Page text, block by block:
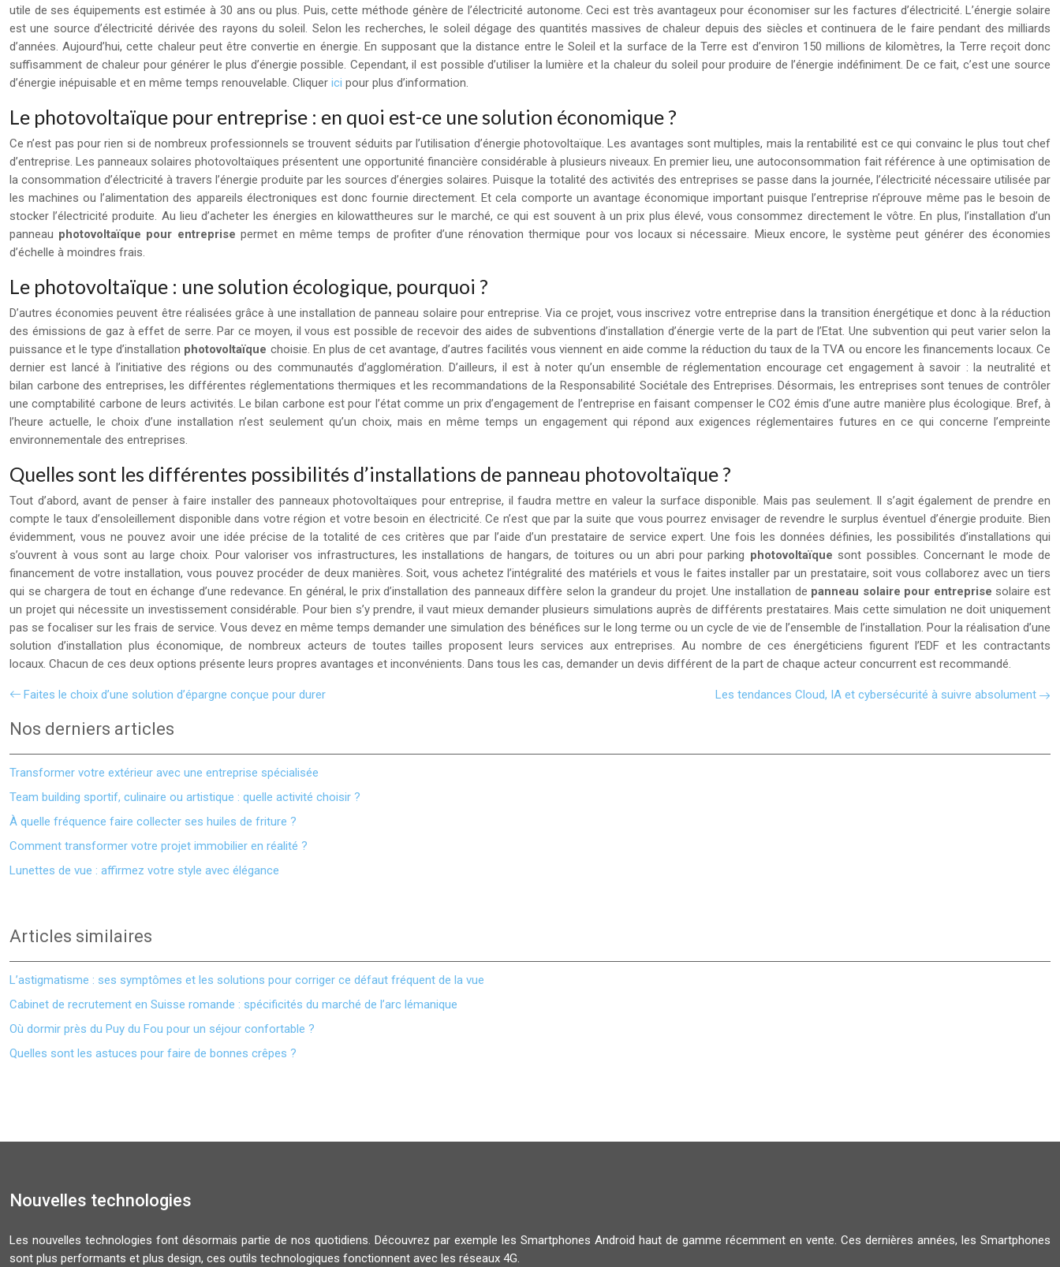
utile de ses équipements est estimée à 30 ans ou plus. Puis, cette méthode génère de l’électricité autonome. Ceci est très avantageux pour économiser sur les factures d’électricité. L’énergie solaire
est une source d’électricité dérivée des rayons du soleil. Selon les recherches, le soleil dégage des quantités massives de chaleur depuis des siècles et continuera de le faire pendant des milliards
d’années. Aujourd’hui, cette chaleur peut être convertie en énergie. En supposant que la distance entre le Soleil et la surface de la Terre est d’environ 150 millions de kilomètres, la Terre reçoit donc
suffisamment de chaleur pour générer le plus d’énergie possible. Cependant, il est possible d’utiliser la lumière et la chaleur du soleil pour produire de l’énergie indéfiniment. De ce fait, c’est une source
d’énergie inépuisable et en même temps renouvelable. Cliquer ici pour plus d’information.
Le photovoltaïque pour entreprise : en quoi est-ce une solution économique ?
Ce n’est pas pour rien si de nombreux professionnels se trouvent séduits par l’utilisation d’énergie photovoltaïque. Les avantages sont multiples, mais la rentabilité est ce qui convainc le plus tout chef
d’entreprise. Les panneaux solaires photovoltaïques présentent une opportunité financière considérable à plusieurs niveaux. En premier lieu, une autoconsommation fait référence à une optimisation de
la consommation d’électricité à travers l’énergie produite par les sources d’énergies solaires. Puisque la totalité des activités des entreprises se passe dans la journée, l’électricité nécessaire utilisée par
les machines ou l’alimentation des appareils électroniques est donc fournie directement. Et cela comporte un avantage économique important puisque l’entreprise n’éprouve même pas le besoin de
stocker l’électricité produite. Au lieu d’acheter les énergies en kilowattheures sur le marché, ce qui est souvent à un prix plus élevé, vous consommez directement le vôtre. En plus, l’installation d’un
panneau photovoltaïque pour entreprise permet en même temps de profiter d’une rénovation thermique pour vos locaux si nécessaire. Mieux encore, le système peut générer des économies
d’échelle à moindres frais.
Le photovoltaïque : une solution écologique, pourquoi ?
D’autres économies peuvent être réalisées grâce à une installation de panneau solaire pour entreprise. Via ce projet, vous inscrivez votre entreprise dans la transition énergétique et donc à la réduction
des émissions de gaz à effet de serre. Par ce moyen, il vous est possible de recevoir des aides de subventions d’installation d’énergie verte de la part de l’Etat. Une subvention qui peut varier selon la
puissance et le type d’installation photovoltaïque choisie. En plus de cet avantage, d’autres facilités vous viennent en aide comme la réduction du taux de la TVA ou encore les financements locaux. Ce
dernier est lancé à l’initiative des régions ou des communautés d’agglomération. D’ailleurs, il est à noter qu’un ensemble de réglementation encourage cet engagement à savoir : la neutralité et
bilan carbone des entreprises, les différentes réglementations thermiques et les recommandations de la Responsabilité Sociétale des Entreprises. Désormais, les entreprises sont tenues de contrôler
une comptabilité carbone de leurs activités. Le bilan carbone est pour l’état comme un prix d’engagement de l’entreprise en faisant compenser le CO2 émis d’une autre manière plus écologique. Bref, à
l’heure actuelle, le choix d’une installation n’est seulement qu’un choix, mais en même temps un engagement qui répond aux exigences réglementaires futures en ce qui concerne l’empreinte
environnementale des entreprises.
Quelles sont les différentes possibilités d’installations de panneau photovoltaïque ?
Tout d’abord, avant de penser à faire installer des panneaux photovoltaïques pour entreprise, il faudra mettre en valeur la surface disponible. Mais pas seulement. Il s’agit également de prendre en
compte le taux d’ensoleillement disponible dans votre région et votre besoin en électricité. Ce n’est que par la suite que vous pourrez envisager de revendre le surplus éventuel d’énergie produite. Bien
évidemment, vous ne pouvez avoir une idée précise de la totalité de ces critères que par l’aide d’un prestataire de service expert. Une fois les données définies, les possibilités d’installations qui
s’ouvrent à vous sont au large choix. Pour valoriser vos infrastructures, les installations de hangars, de toitures ou un abri pour parking photovoltaïque sont possibles. Concernant le mode de
financement de votre installation, vous pouvez procéder de deux manières. Soit, vous achetez l’intégralité des matériels et vous le faites installer par un prestataire, soit vous collaborez avec un tiers
qui se chargera de tout en échange d’une redevance. En général, le prix d’installation des panneaux diffère selon la grandeur du projet. Une installation de panneau solaire pour entreprise solaire est
un projet qui nécessite un investissement considérable. Pour bien s’y prendre, il vaut mieux demander plusieurs simulations auprès de différents prestataires. Mais cette simulation ne doit uniquement
pas se focaliser sur les frais de service. Vous devez en même temps demander une simulation des bénéfices sur le long terme ou un cycle de vie de l’ensemble de l’installation. Pour la réalisation d’une
solution d’installation plus économique, de nombreux acteurs de toutes tailles proposent leurs services aux entreprises. Au nombre de ces énergéticiens figurent l’EDF et les contractants
locaux. Chacun de ces deux options présente leurs propres avantages et inconvénients. Dans tous les cas, demander un devis différent de la part de chaque acteur concurrent est recommandé.
Faites le choix d’une solution d’épargne conçue pour durer Les tendances Cloud, IA et cybersécurité à suivre absolument
Nos derniers articles
Transformer votre extérieur avec une entreprise spécialisée
Team building sportif, culinaire ou artistique : quelle activité choisir ?
À quelle fréquence faire collecter ses huiles de friture ?
Comment transformer votre projet immobilier en réalité ?
Lunettes de vue : affirmez votre style avec élégance
Articles similaires
L’astigmatisme : ses symptômes et les solutions pour corriger ce défaut fréquent de la vue
Cabinet de recrutement en Suisse romande : spécificités du marché de l’arc lémanique
Où dormir près du Puy du Fou pour un séjour confortable ?
Quelles sont les astuces pour faire de bonnes crêpes ?
Nouvelles technologies
Les nouvelles technologies font désormais partie de nos quotidiens. Découvrez par exemple les Smartphones Android haut de gamme récemment en vente. Ces dernières années, les Smartphones
sont plus performants et plus design, ces outils technologiques fonctionnent avec les réseaux 4G.